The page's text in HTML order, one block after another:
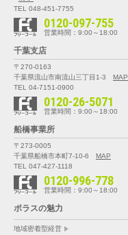
TEL 048-451-7755
0120-097-755
営業時間：9:00～18:00
千葉支店
〒270-0163
千葉県流山市南流山三丁目1-3
MAP
TEL 04-7151-0900
0120-26-5071
営業時間：9:00～18:00
船橋事業所
〒273-0005
千葉県船橋市本町7-10-6
MAP
TEL 047-427-1118
0120-996-778
営業時間：9:00～18:00
ポラスの魅力
地域密着型経営